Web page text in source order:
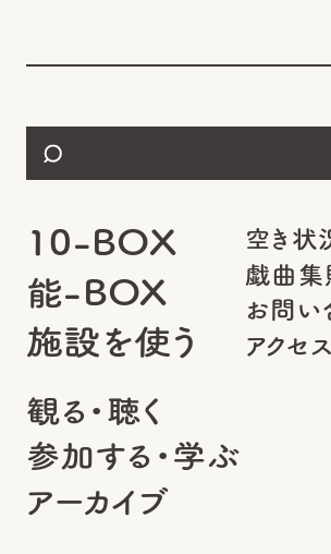
10-BOX
能-BOX
施設を使う
観る・聴く
参加する・学ぶ
アーカイブ
空き状
戯曲集
お問い
アクセス